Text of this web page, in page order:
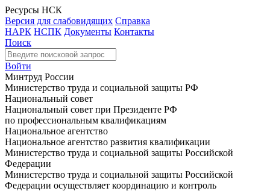
Ресурсы НСК
Версия для слабовидящих Справка
НАРК НСПК Документы Контакты
Поиск
Войти
Минтруд России
Министерство труда и социальной защиты РФ
Национальный совет
Национальный совет при Президенте РФ
по профессиональным квалификациям
Национальное агентство
Национальное агентство развития квалификации
Министерство труда и социальной защиты Российской
Федерации
Министерство труда и социальной защиты Российской
Федерации осуществляет координацию и контроль